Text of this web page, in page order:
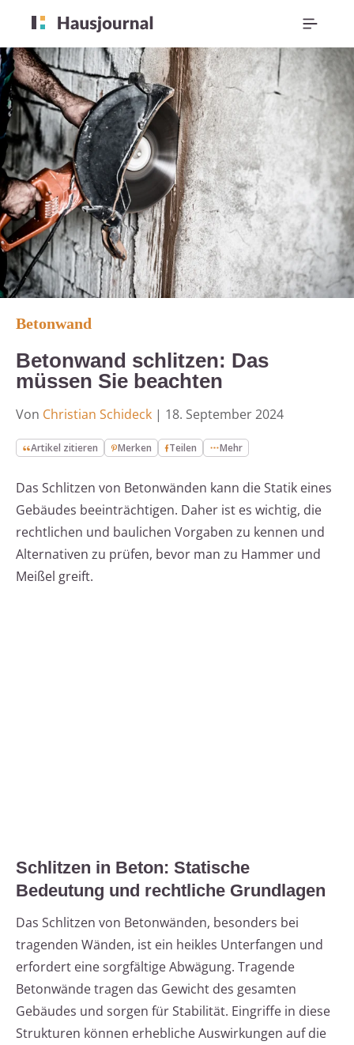
Betonwand
Betonwand schlitzen: Das
müssen Sie beachten
Von Christian Schideck | 18. September 2024
Artikel zitieren Merken Teilen Mehr
Das Schlitzen von Betonwänden kann die Statik eines
Gebäudes beeinträchtigen. Daher ist es wichtig, die
rechtlichen und baulichen Vorgaben zu kennen und
Alternativen zu prüfen, bevor man zu Hammer und
Meißel greift.
Schlitzen in Beton: Statische
Bedeutung und rechtliche Grundlagen
Das Schlitzen von Betonwänden, besonders bei
tragenden Wänden, ist ein heikles Unterfangen und
erfordert eine sorgfältige Abwägung. Tragende
Betonwände tragen das Gewicht des gesamten
Gebäudes und sorgen für Stabilität. Eingriffe in diese
Strukturen können erhebliche Auswirkungen auf die